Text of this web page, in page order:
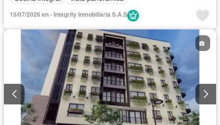
15/07/2026 en - Integrity Inmobiliaria S.A.S